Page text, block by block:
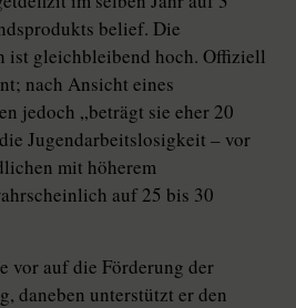
belief. Die
ist gleichbleibend hoch. Offiziell
nach Ansicht eines
jedoch „beträgt sie eher 20
Jugendarbeitslosigkeit – vor
mit höherem
auf 25 bis 30
vor auf die Förderung der
daneben unterstützt er den